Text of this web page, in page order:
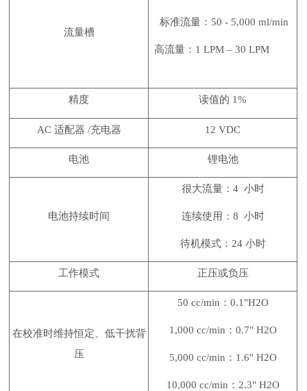
流量槽
标准流量：50 - 5,000 ml/min
高流量：1 LPM – 30 LPM
精度 读值的 1%
AC 适配器 /充电器 12 VDC
电池 锂电池
电池持续时间
很大流量： 4 小时
连续使用： 8 小时
待机模式： 24 小时
工作模式 正压或负压
在校准时维持恒定、低干扰背
压
50 cc/min：0.1"H2O
1,000 cc/min：0.7" H2O
5,000 cc/min：1.6" H2O
10,000 cc/min：2.3" H2O